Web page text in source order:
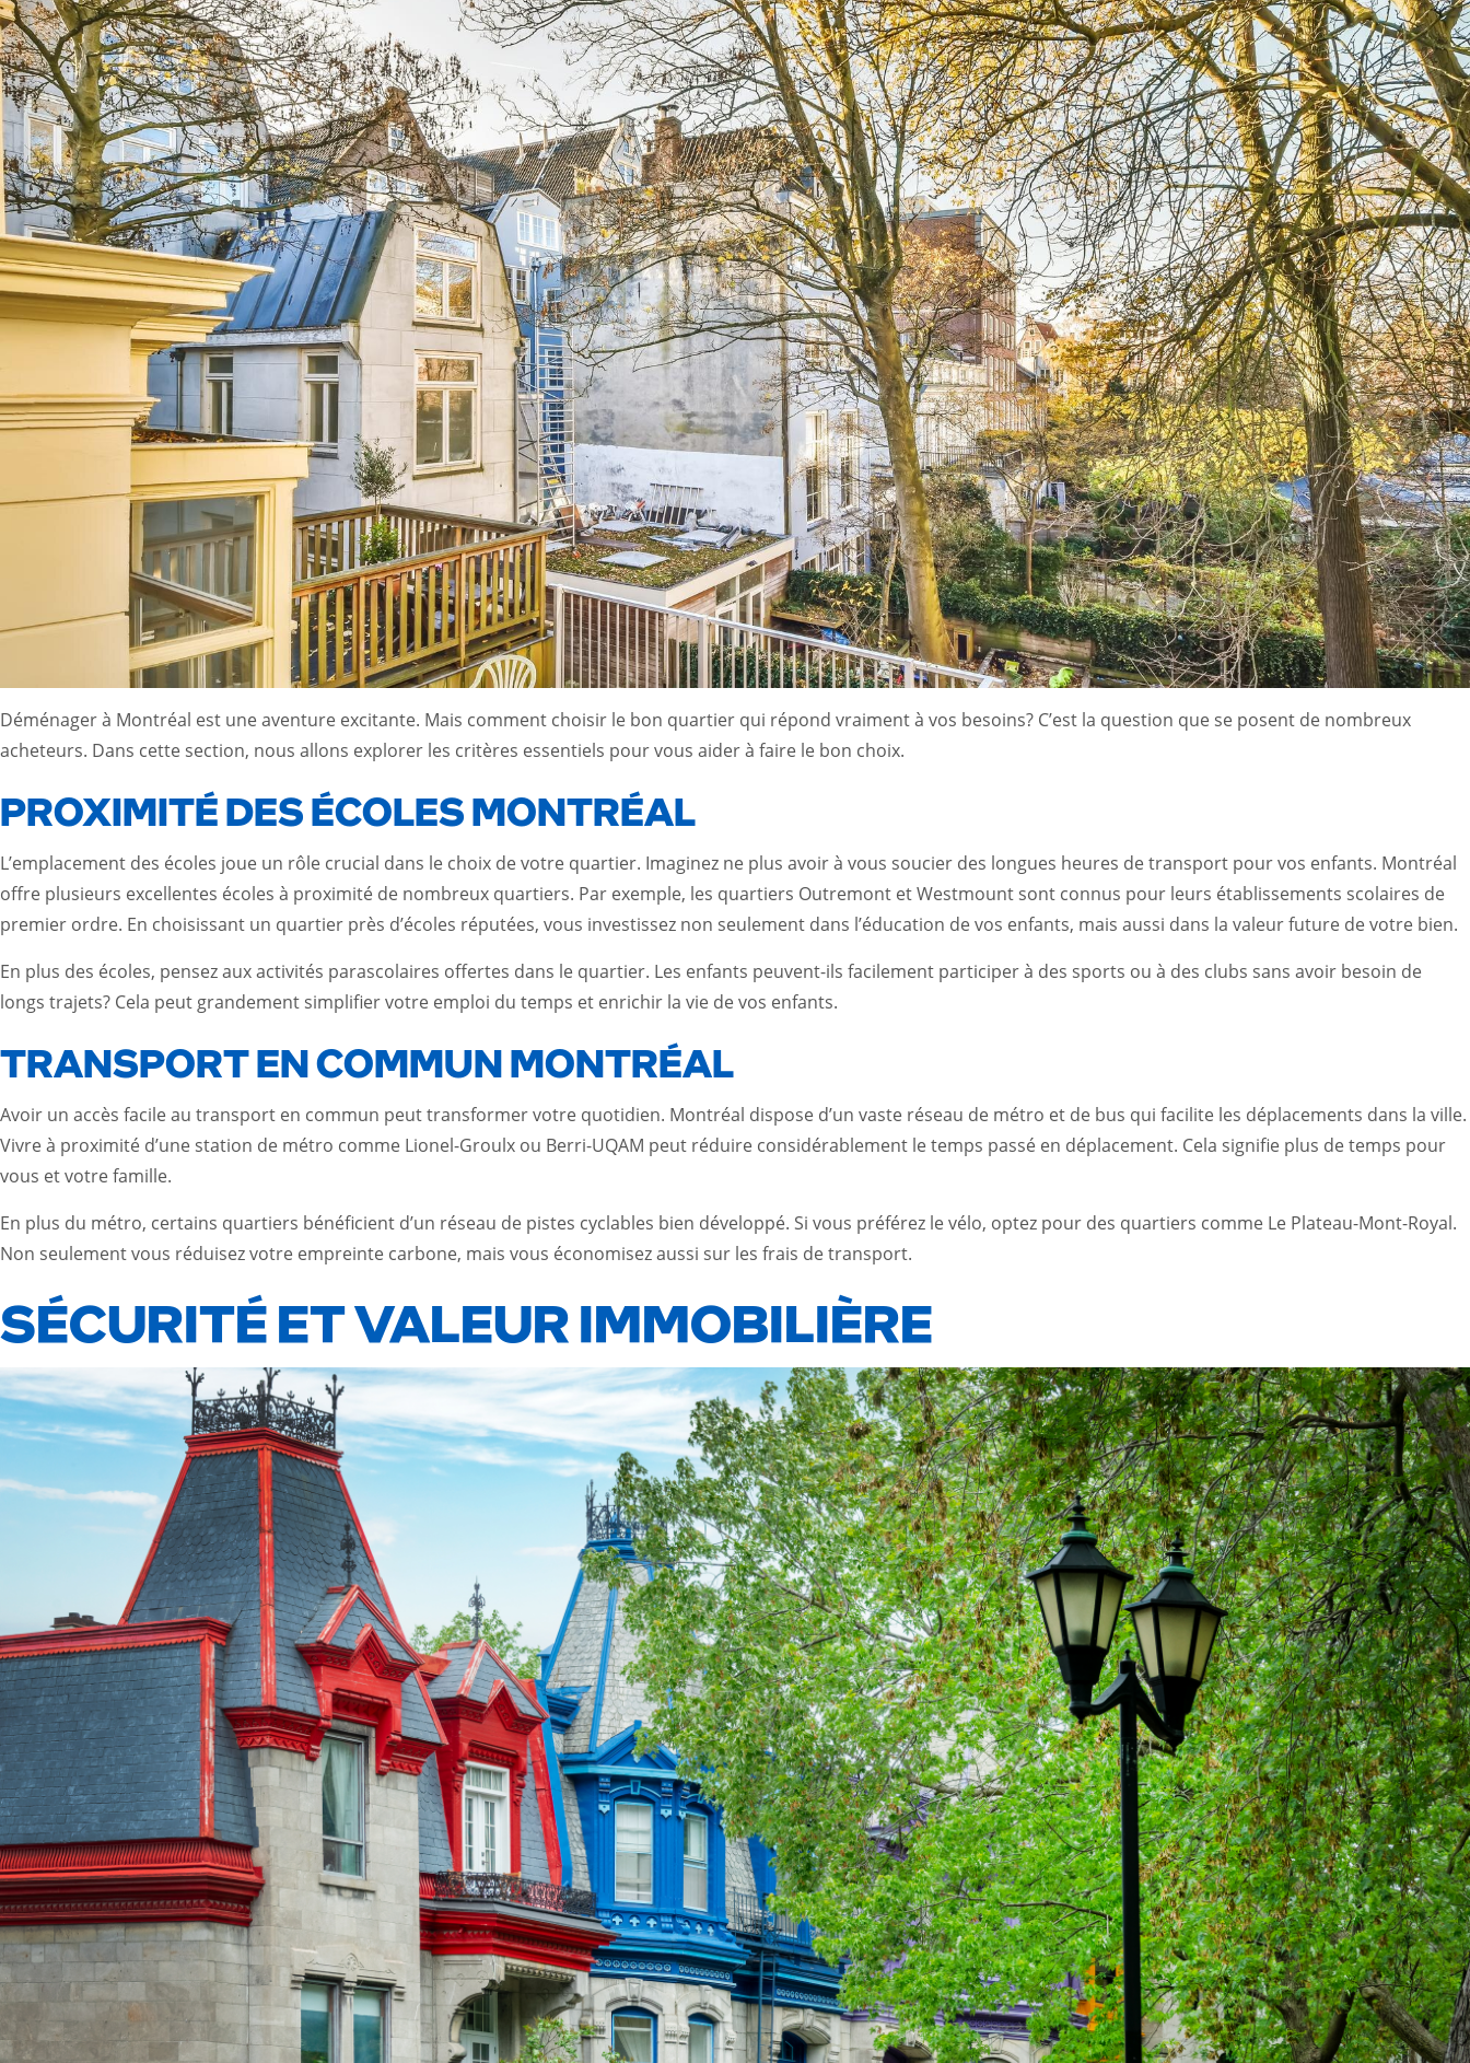
Déménager à Montréal est une aventure excitante. Mais comment choisir le bon quartier qui répond vraiment à vos besoins? C’est la question que se posent de nombreux
acheteurs. Dans cette section, nous allons explorer les critères essentiels pour vous aider à faire le bon choix.
PROXIMITÉ DES ÉCOLES MONTRÉAL
L’emplacement des écoles joue un rôle crucial dans le choix de votre quartier. Imaginez ne plus avoir à vous soucier des longues heures de transport pour vos enfants. Montréal
offre plusieurs excellentes écoles à proximité de nombreux quartiers. Par exemple, les quartiers Outremont et Westmount sont connus pour leurs établissements scolaires de
premier ordre. En choisissant un quartier près d’écoles réputées, vous investissez non seulement dans l’éducation de vos enfants, mais aussi dans la valeur future de votre bien.
En plus des écoles, pensez aux activités parascolaires offertes dans le quartier. Les enfants peuvent-ils facilement participer à des sports ou à des clubs sans avoir besoin de
longs trajets? Cela peut grandement simplifier votre emploi du temps et enrichir la vie de vos enfants.
TRANSPORT EN COMMUN MONTRÉAL
Avoir un accès facile au transport en commun peut transformer votre quotidien. Montréal dispose d’un vaste réseau de métro et de bus qui facilite les déplacements dans la ville.
Vivre à proximité d’une station de métro comme Lionel-Groulx ou Berri-UQAM peut réduire considérablement le temps passé en déplacement. Cela signifie plus de temps pour
vous et votre famille.
En plus du métro, certains quartiers bénéficient d’un réseau de pistes cyclables bien développé. Si vous préférez le vélo, optez pour des quartiers comme Le Plateau-Mont-Royal.
Non seulement vous réduisez votre empreinte carbone, mais vous économisez aussi sur les frais de transport.
SÉCURITÉ ET VALEUR IMMOBILIÈRE